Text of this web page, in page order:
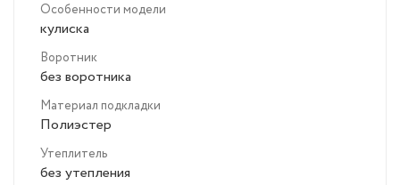
Особенности модели
кулиска
Воротник
без воротника
Материал подкладки
Полиэстер
Утеплитель
без утепления